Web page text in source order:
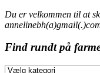
Du er velkommen til at
Find rundt på
Find